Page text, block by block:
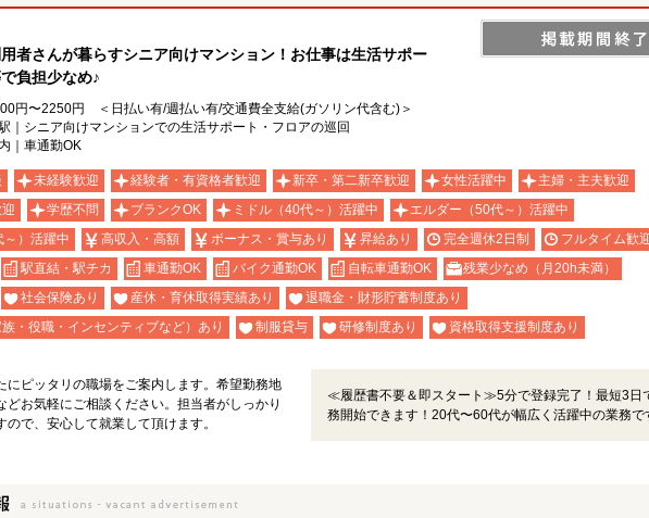
者さんが暮らすシニア向けマンション！お仕事は生活サポー
負担少なめ♪
円〜2250円 ＜日払い有/週払い有/交通費全支給(ガソリン代含む)＞
｜シニア向けマンションでの生活サポート・フロアの巡回
｜車通勤OK
未経験歓迎 経験者・有資格者歓迎 新卒・第二新卒歓迎 女性活躍中
主婦・主夫歓迎
学歴不問 ブランクOK ミドル（40代～）活躍中
エルダー（50代～）活躍中
～）活躍中
高収入・高額 ボーナス・賞与あり 昇給あり 完全週休2日制
フルタイム歓
駅直結・駅チカ 車通勤OK バイク通勤OK 自転車通勤OK
残業少なめ（月20h未満）
社会保険あり 産休・育休取得実績あり
退職金・財形貯蓄制度あり
・役職・インセンティブなど）あり
制服貸与 研修制度あり 資格取得支援制度あり
にピッタリの職場をご案内します。希望勤務地
どお気軽にご相談ください。担当者がしっかり
ので、安心して就業して頂けます。
≪履歴書不要＆即スタート≫5分で登録完了！最短3日
務開始できます！20代〜60代が幅広く活躍中の業務で